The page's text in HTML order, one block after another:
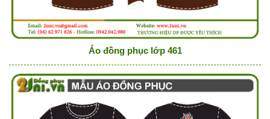
Áo đồng phục lớp 461